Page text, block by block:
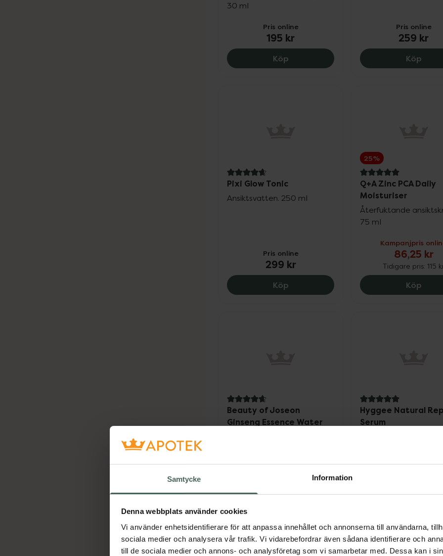
Samtycke Information
Denna webbplats använder cookies
Vi använder enhetsidentifierare för att anpassa innehållet och annonserna till användarna,
sociala medier och analysera vår trafik. Vi vidarebefordrar även sådana identifierare och
till de sociala medier och annons- och analysföretag som vi samarbetar med. Dessa kan i
30 ml
Pris online
195 kr
KöpBeauty of Joseon Revive Eye Serum
Pris online
259 kr
Köp
4.7 av 5 i omdöme
Pixi Glow Tonic
Ansiktsvatten. 250 ml
Pris online
299 kr
KöpPixi Glow Tonic, 299 kr.
25%
5 av 5 i omdöme
Q+A Zinc PCA Daily
Moisturiser
Återfuktande
75 ml
Kampanjpris
86,25 kr
Tidigare pris:115
KöpQ+A
4.7 av 5 i omdöme
Beauty of Joseon
Ginseng Essence Water
209 kr
5 av 5 i omdöme
Hyggee Natural
Serum
159 kr